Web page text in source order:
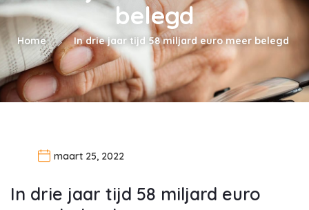
belegd
Home In drie jaar tijd 58 miljard euro meer belegd
maart 25, 2022
In drie jaar tijd 58 miljard euro